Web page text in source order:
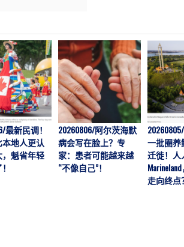
最新民调！
地人更认
魁省年轻
20260806/阿尔茨海默
病会写在脸上？专
家：患者可能越来越
“不像自己”！
一批圈养
迁徙！人
走向终点